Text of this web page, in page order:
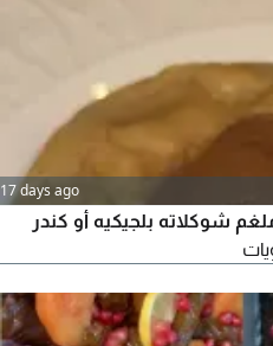
17 days ago
شوكلاته بلجيكيه أو كندر